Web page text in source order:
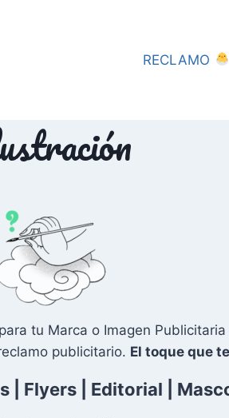
RECLAMO
tu Marca o Imagen Publicitaria
publicitario. El toque que
| Flyers | Editorial |